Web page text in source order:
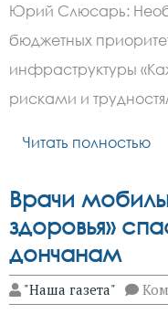
Юрий Слюсарь:
бюджетных
инфраструктуры
рисками и
Читать полностью
Врачи
здоровья»
дончанам
"Наша газета"